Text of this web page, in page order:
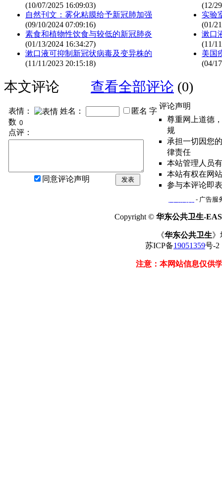
(10/07/2025 16:09:03)
自然刊文：雾化粘膜给予新冠肺加强
(09/10/2024 07:09:16)
素食和植物性饮食与较低的新冠肺炎
(01/13/2024 16:34:27)
漱口液可抑制新冠状病毒及变异株的
(11/11/2023 20:15:18)
(12/
实验
(01/
漱口
(11/
美国
(04/
本文评论 查看全部评论 (0)
表情： 姓名： 匿名 字
数
点评：
同意评论声明 发表
评论声明
尊重网上道德
规
承担一切因您
律责任
本站管理人员
本站有权在网
参与本评论即
- 广告服
Copyright © 华东公共卫生-
《华东公共卫生》
苏ICP备19051359号-
注意：本网站信息仅供